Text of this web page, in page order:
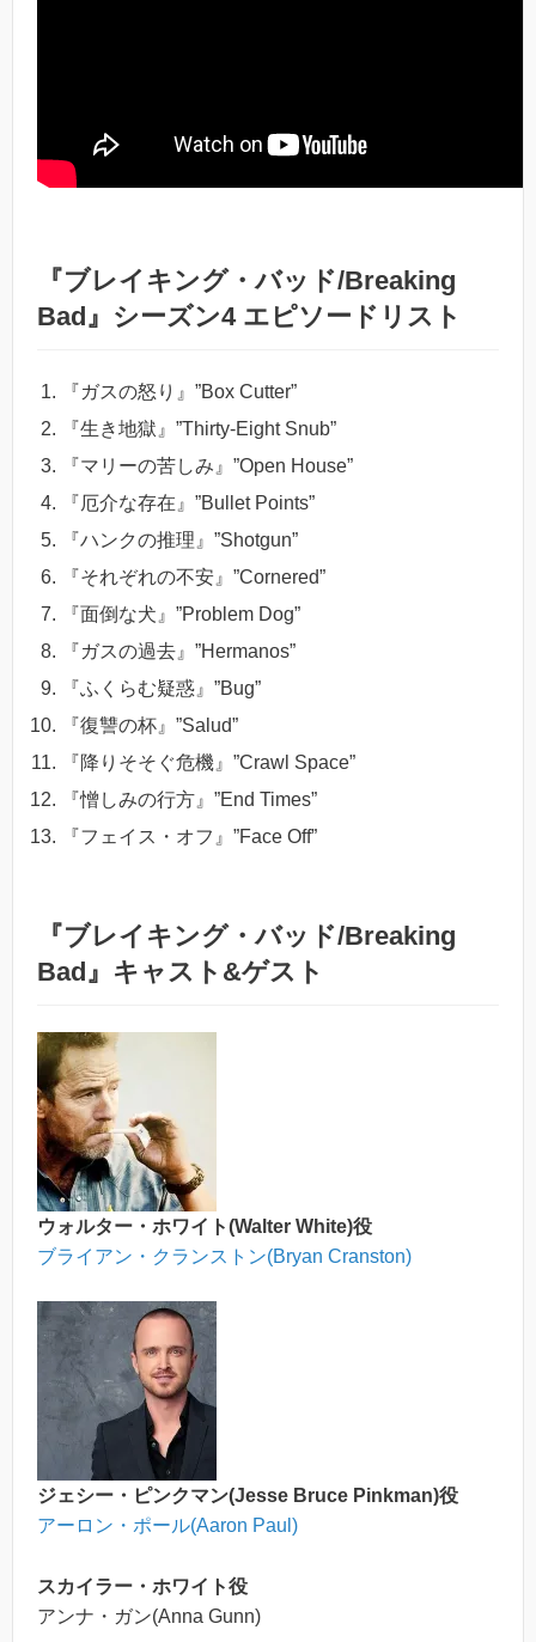
『ブレイキング・バッド/Breaking
Bad』シーズン4 エピソードリスト
『ガスの怒り』”Box Cutter”
『生き地獄』”Thirty-Eight Snub”
『マリーの苦しみ』”Open House”
『厄介な存在』”Bullet Points”
『ハンクの推理』”Shotgun”
『それぞれの不安』”Cornered”
『面倒な犬』”Problem Dog”
『ガスの過去』”Hermanos”
『ふくらむ疑惑』”Bug”
『復讐の杯』”Salud”
『降りそそぐ危機』”Crawl Space”
『憎しみの行方』”End Times”
『フェイス・オフ』”Face Off”
『ブレイキング・バッド/Breaking
Bad』キャスト&ゲスト
ウォルター・ホワイト(Walter White)役
ブライアン・クランストン(Bryan Cranston)
ジェシー・ピンクマン(Jesse Bruce Pinkman)役
アーロン・ポール(Aaron Paul)
スカイラー・ホワイト役
アンナ・ガン(Anna Gunn)